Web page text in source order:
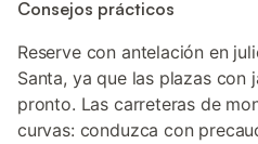
Consejos prácticos
Reserve con antelación en
Santa, ya que las plazas
pronto. Las carreteras de
curvas: conduzca con